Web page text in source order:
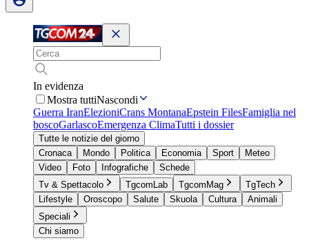
In evidenza
Mostra tuttiNascondi
Guerra IranElezioniCrans MontanaEpstein FilesFamiglia nel
boscoGarlascoEmergenza ClimaTutti i dossier
Tutte le notizie del giorno
Cronaca
Mondo Politica Economia Sport
Meteo
Video
Foto Infografiche
Schede
Tv & Spettacolo
TgcomLab TgcomMag
TgTech
Lifestyle
Oroscopo Salute Skuola Cultura
Animali
Speciali
Chi siamo